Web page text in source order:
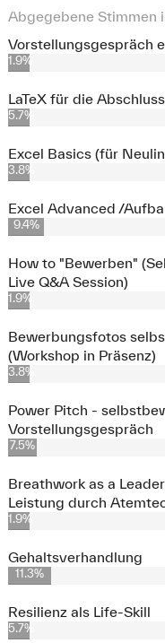
Abgegebene Stimmen
Vorstellungsgespräch
1.9%
LaTeX für die
5.7%
Excel Basics (für
3.8%
Excel Advanced /
9.4%
How to "Bewerben"
Live Q&A Session)
1.9%
Bewerbungsfotos
(Workshop in Präsenz)
3.8%
Power Pitch -
Vorstellungsgespräch
7.5%
Breathwork as a
Leistung durch
1.9%
Gehaltsverhandlung
11.3%
Resilienz als Life-Skill
5.7%